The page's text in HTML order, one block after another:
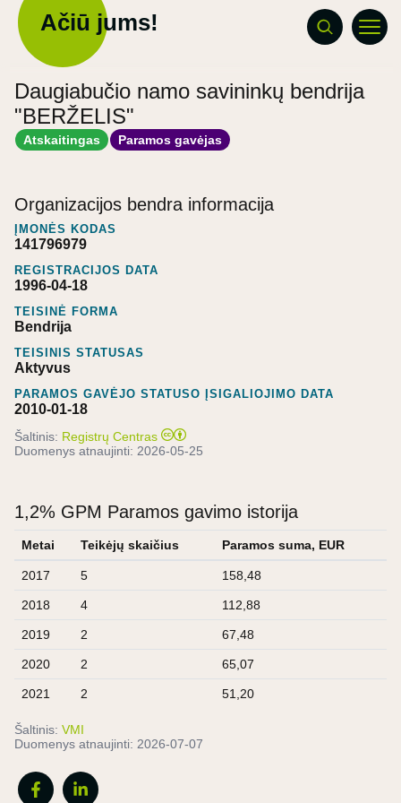
Ačiū jums!
Daugiabučio namo savininkų bendrija
"BERŽELIS"
Atskaitingas Paramos gavėjas
Organizacijos bendra informacija
ĮMONĖS KODAS
141796979
REGISTRACIJOS DATA
1996-04-18
TEISINĖ FORMA
Bendrija
TEISINIS STATUSAS
Aktyvus
PARAMOS GAVĖJO STATUSO ĮSIGALIOJIMO DATA
2010-01-18
Šaltinis: Registrų Centras
Duomenys atnaujinti: 2026-05-25
1,2% GPM Paramos gavimo istorija
Metai Teikėjų skaičius Paramos suma, EUR
2017 5 158,48
2018 4 112,88
2019 2 67,48
2020 2 65,07
2021 2 51,20
Šaltinis: VMI
Duomenys atnaujinti: 2026-07-07